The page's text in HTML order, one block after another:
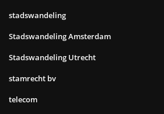
stadswandeling
Stadswandeling Amsterdam
Stadswandeling Utrecht
stamrecht bv
telecom